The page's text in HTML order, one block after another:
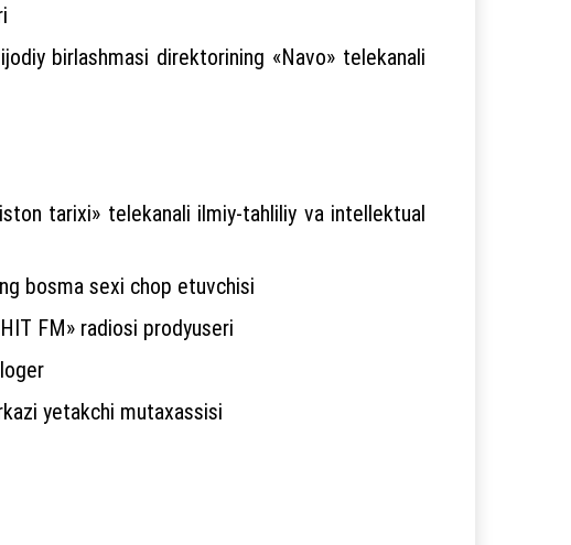
birlashmasi direktorining «Navo» telekanali
tarixi» telekanali ilmiy-tahliliy va intellektual
bosma sexi chop etuvchisi
FM» radiosi prodyuseri
yetakchi mutaxassisi